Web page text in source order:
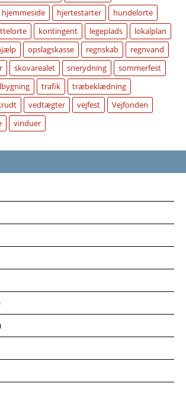
hjemmeside hjertestarter
hundelorte
kontingent legeplads
lokalplan
opslagskasse regnskab
regnvand
skovarealet snerydning
sommerfest
trafik
træbeklædning
vedtægter vejfest
Vejfonden
vinduer